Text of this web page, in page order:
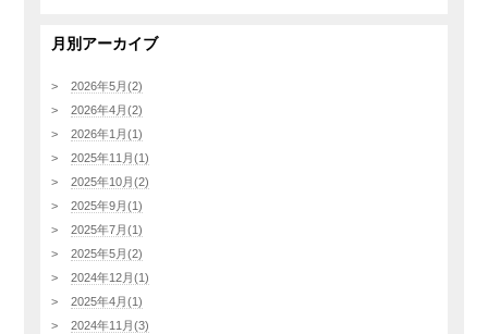
月別アーカイブ
2026年5月(2)
2026年4月(2)
2026年1月(1)
2025年11月(1)
2025年10月(2)
2025年9月(1)
2025年7月(1)
2025年5月(2)
2024年12月(1)
2025年4月(1)
2024年11月(3)